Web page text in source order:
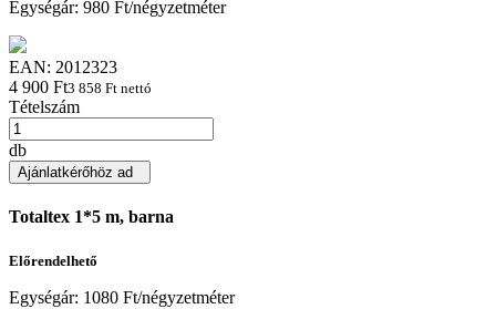
Egységár: 980 Ft/négyzetméter
EAN: 2012323
4 900 Ft3 858 Ft nettó
Tételszám
db
Ajánlatkérőhöz ad
Totaltex 1*5 m, barna
Előrendelhető
Egységár: 1080 Ft/négyzetméter